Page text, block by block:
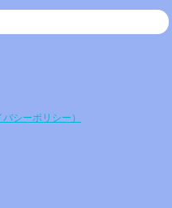
シーポリシー）